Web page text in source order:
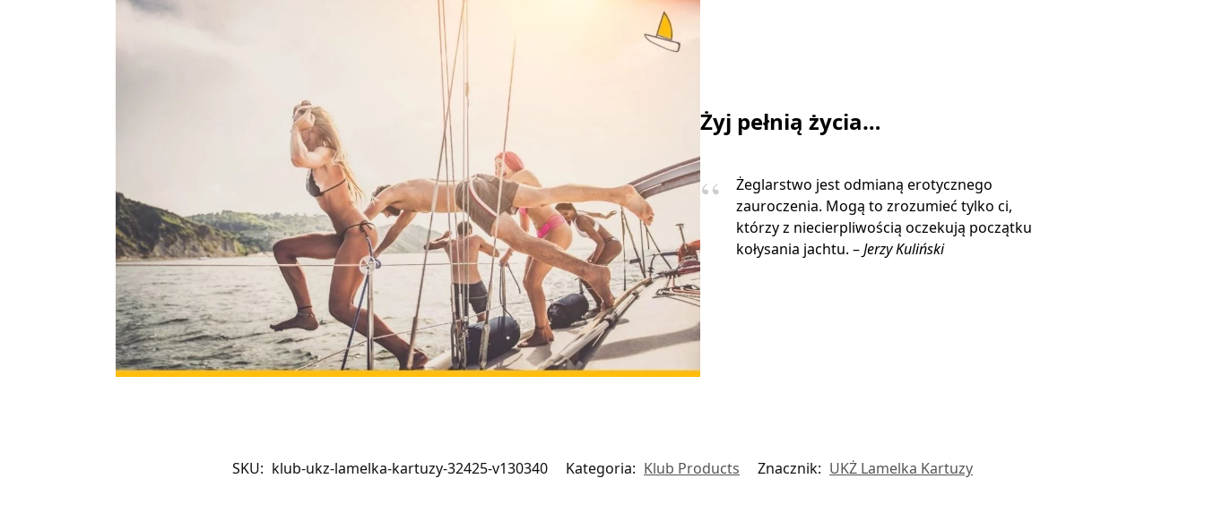
Żyj pełnią życia…
Żeglarstwo jest odmianą erotycznego
zauroczenia. Mogą to zrozumieć tylko ci,
którzy z niecierpliwością oczekują początku
kołysania jachtu. –Jerzy Kuliński
SKU: klub-ukz-lamelka-kartuzy-32425-v130340 Kategoria: Klub Products Znacznik: UKŻ Lamelka Kartuzy